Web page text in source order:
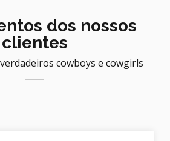
dos nossos
clientes
cowboys e cowgirls